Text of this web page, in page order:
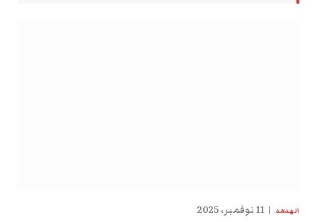
الهدهد 11 نوفمبر، 2025